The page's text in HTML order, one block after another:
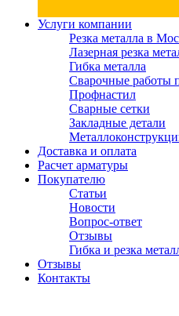
Услуги компании
Резка металла в
Лазерная резка
Гибка металла
Сварочные работы
Профнастил
Сварные сетки
Закладные детали
Доставка и оплата
Расчет арматуры
Покупателю
Статьи
Новости
Вопрос-ответ
Отзывы
Гибка и резка
Отзывы
Контакты